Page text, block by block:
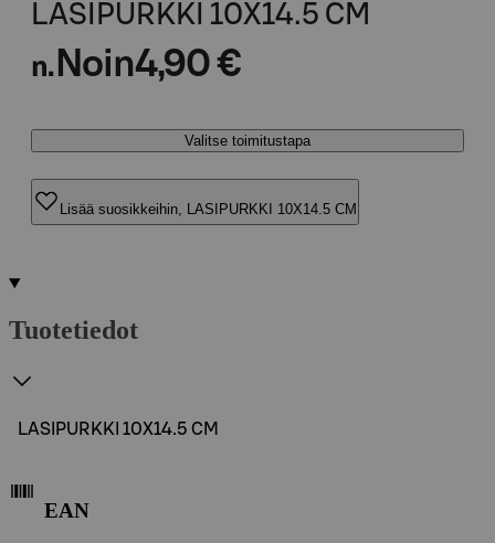
LASIPURKKI 10X14.5 CM
n. Noin4,90 €
Valitse toimitustapa
Lisää suosikkeihin, LASIPURKKI 10X14.5 CM
Tuotetiedot
LASIPURKKI 10X14.5 CM
EAN